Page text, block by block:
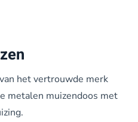
het vertrouwde merk
metalen muizendoos met